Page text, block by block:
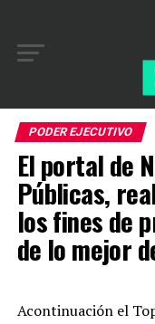
PODER EJECUTIVO
El portal de
Públicas,
los fines de
de lo mejor
Acontinuación el